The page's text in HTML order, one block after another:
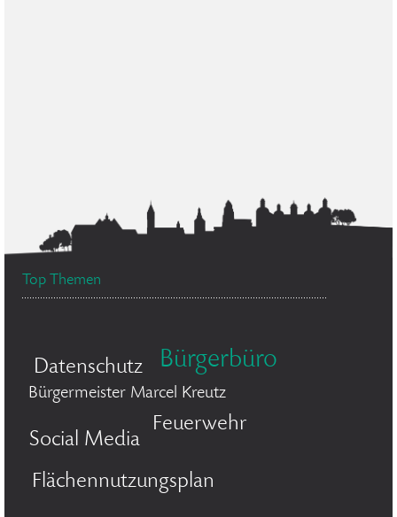
Top Themen
Datenschutz Bürgerbüro
Bürgermeister Marcel Kreutz
Social Media
Feuerwehr
Flächennutzungsplan